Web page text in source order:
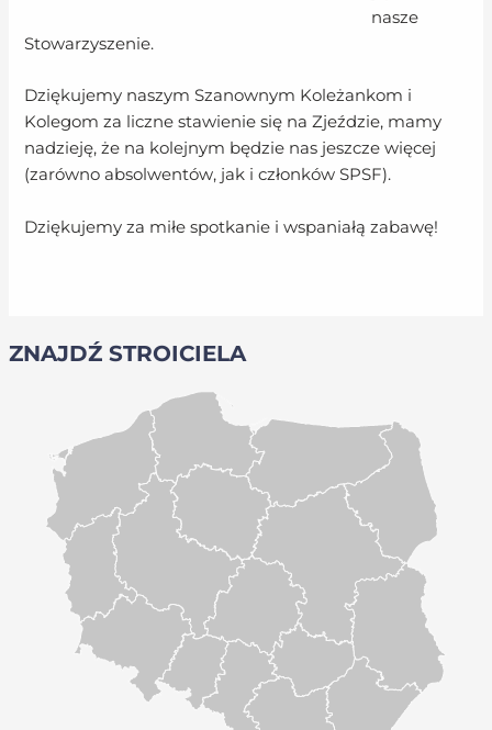
ZNAJDŹ STROICIELA
nasze
Stowarzyszenie.
Dziękujemy naszym Szanownym Koleżankom i
Kolegom za liczne stawienie się na Zjeździe, mamy
nadzieję, że na kolejnym będzie nas jeszcze więcej
(zarówno absolwentów, jak i członków SPSF).
Dziękujemy za miłe spotkanie i wspaniałą zabawę!